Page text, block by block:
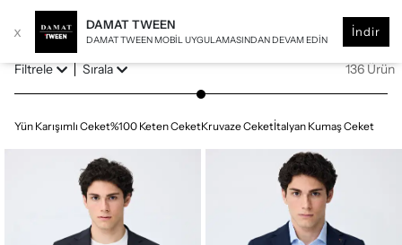
x DAMAT TWEEN
DAMAT TWEEN MOBIL UYGULAMASINDAN DEVAM EDIN
İndir
Filtrele Sırala 136 Ürün
Yün Karışımlı Ceket%100 Keten CeketKruvaze Ceketİtalyan Kumaş Ceket